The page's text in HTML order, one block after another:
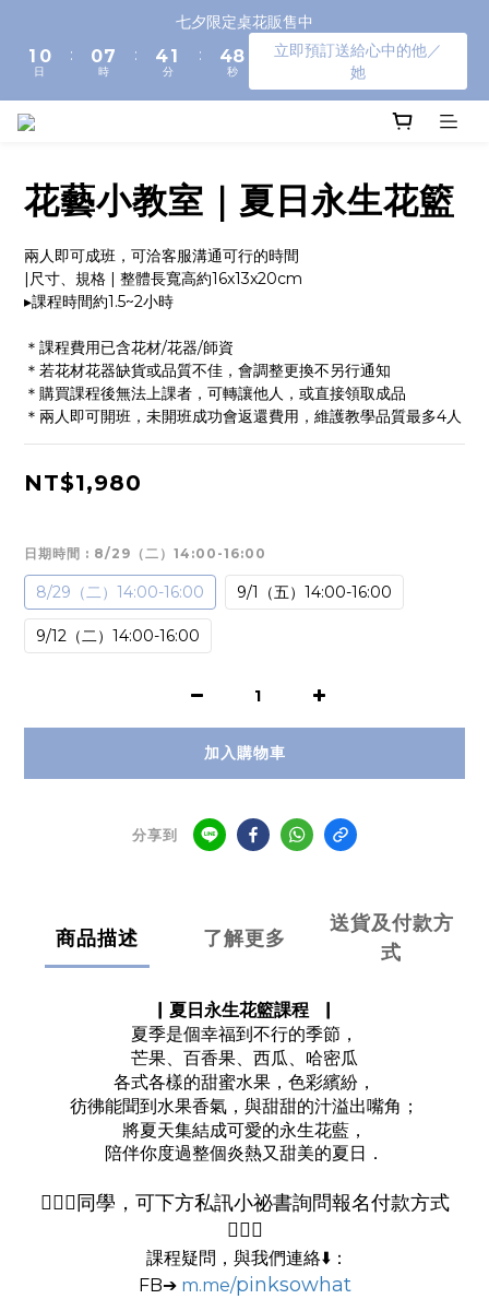
七夕限定桌花販售中
1
0
0
日
:
07
6
5
1
0
時
:
4
3
2
1
0
分
:
5
4
3
2
9
8
7
6
1
0
秒
立即預訂送給心中的他／
她
花藝小教室｜夏日永生花籃
兩人即可成班，可洽客服溝通可行的時間
|尺寸、規格 | 整體長寬高約16x13x20cm
▸課程時間約1.5~2小時
＊課程費用已含花材/花器/師資
＊若花材花器缺貨或品質不佳，會調整更換不另行通知
＊購買課程後無法上課者，可轉讓他人，或直接領取成品
＊兩人即可開班，未開班成功會返還費用，維護教學品質最多4人
NT$1,980
日期時間 : 8/29（二）14:00-16:00
8/29（二）14:00-16:00 9/1（五）14:00-16:00
9/12（二）14:00-16:00
加入購物車
分享到
商品描述 了解更多
送貨及付款方
式
▏夏日永生花籃課程 ▏
夏季是個幸福到不行的季節，
芒果、百香果、西瓜、哈密瓜
各式各樣的甜蜜水果，色彩繽紛，
彷彿能聞到水果香氣，與甜甜的汁溢出嘴角；
將夏天集結成可愛的永生花藍，
陪伴你度過整個炎熱又甜美的夏日．
🙋🏻‍♀️同學，可下方私訊小祕書詢問報名付款方式
🙋🏻‍♀️
課程疑問，與我們連絡⬇️：
FB➔ m.me/pinksowhat